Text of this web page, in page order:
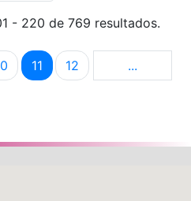
- 220 de 769 resultados.
Use TAB para
PáginaPágina
11 Página
12 ...Páginas